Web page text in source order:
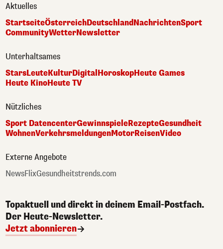
Aktuelles
StartseiteÖsterreichDeutschlandNachrichtenSport
CommunityWetterNewsletter
Unterhaltsames
StarsLeuteKulturDigitalHoroskopHeute Games
Heute KinoHeute TV
Nützliches
Sport DatencenterGewinnspieleRezepteGesundheit
WohnenVerkehrsmeldungenMotorReisenVideo
Externe Angebote
NewsFlixGesundheitstrends.com
Topaktuell und direkt in deinem Email-Postfach.
Der Heute-Newsletter.
Jetzt abonnieren